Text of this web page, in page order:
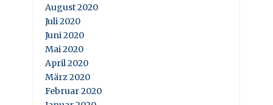
August 2020
Juli 2020
Juni 2020
Mai 2020
April 2020
März 2020
Februar 2020